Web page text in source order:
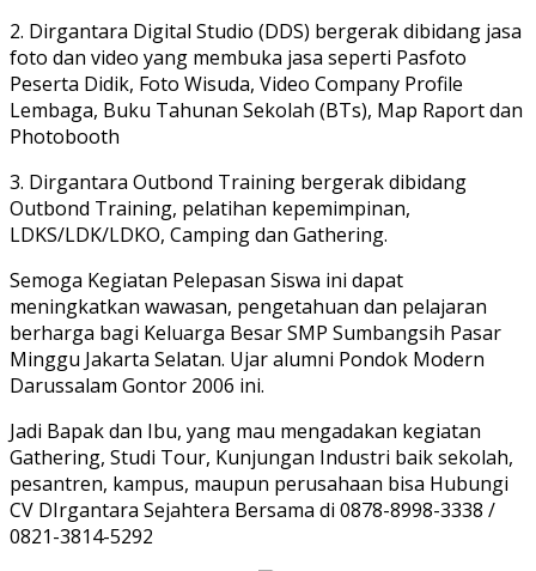
2. ⁠Dirgantara Digital Studio (DDS) bergerak dibidang jasa
foto dan video yang membuka jasa seperti Pasfoto
Peserta Didik, Foto Wisuda, Video Company Profile
Lembaga, Buku Tahunan Sekolah (BTs), Map Raport dan
Photobooth
3. ⁠Dirgantara Outbond Training bergerak dibidang
Outbond Training, pelatihan kepemimpinan,
LDKS/LDK/LDKO, Camping dan Gathering.
Semoga Kegiatan Pelepasan Siswa ini dapat
meningkatkan wawasan, pengetahuan dan pelajaran
berharga bagi Keluarga Besar SMP Sumbangsih Pasar
Minggu Jakarta Selatan. Ujar alumni Pondok Modern
Darussalam Gontor 2006 ini.
Jadi Bapak dan Ibu, yang mau mengadakan kegiatan
Gathering, Studi Tour, Kunjungan Industri baik sekolah,
pesantren, kampus, maupun perusahaan bisa Hubungi
CV DIrgantara Sejahtera Bersama di 0878-8998-3338 /
0821-3814-5292